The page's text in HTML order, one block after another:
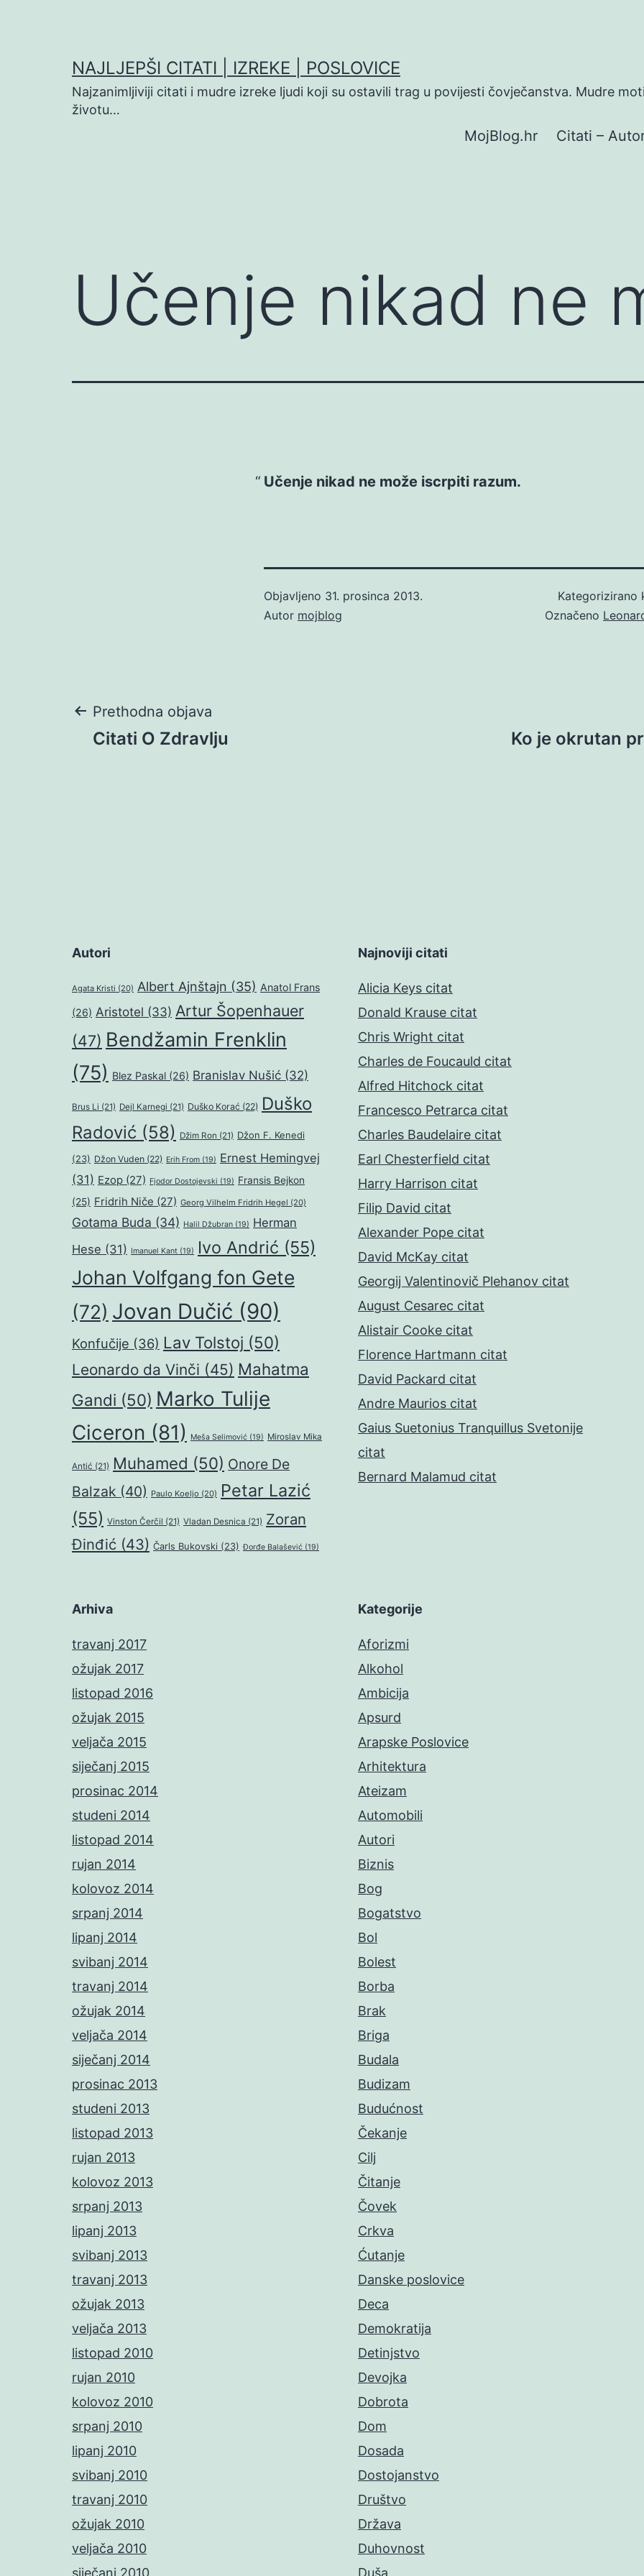
NAJLJEPŠI CITATI | IZREKE | POSLOVICE
Najzanimljiviji citati i mudre izreke ljudi koji su ostavili trag u povijesti čovječanstva. Mudre
životu…
MojBlog.hr Citati –
Učenje nikad ne
Učenje nikad ne može iscrpiti razum.
Objavljeno 31. prosinca 2013.
Autor mojblog
Kategorizirano
Označeno
Navigacija
Prethodna objava
Citati O Zdravlju Ko je okrutan
Autori
Agata Kristi (20) Albert Ajnštajn (35) Anatol Frans
(26) Aristotel (33) Artur Šopenhauer
(47) Bendžamin Frenklin
(75) Blez Paskal (26) Branislav Nušić (32)
Brus Li (21) Dejl Karnegi (21) Duško Korać (22) Duško
Radović (58) Džim Ron (21) Džon F. Kenedi
(23) Džon Vuden (22) Erih From (19) Ernest Hemingvej
(31) Ezop (27) Fjodor Dostojevski (19) Fransis Bejkon
(25) Fridrih Niče (27) Georg Vilhelm Fridrih Hegel (20)
Gotama Buda (34) Halil Džubran (19) Herman
Hese (31) Imanuel Kant (19) Ivo Andrić (55)
Johan Volfgang fon Gete
(72) Jovan Dučić (90)
Konfučije (36) Lav Tolstoj (50)
Leonardo da Vinči (45) Mahatma
Gandi (50) Marko Tulije
Ciceron (81) Meša Selimović (19) Miroslav Mika
Antić (21) Muhamed (50) Onore De
Balzak (40) Paulo Koeljo (20) Petar Lazić
(55) Vinston Čerčil (21) Vladan Desnica (21) Zoran
Đinđić (43) Čarls Bukovski (23) Đorđe Balašević (19)
Najnoviji citati
Alicia Keys citat
Donald Krause citat
Chris Wright citat
Charles de Foucauld citat
Alfred Hitchock citat
Francesco Petrarca citat
Charles Baudelaire citat
Earl Chesterfield citat
Harry Harrison citat
Filip David citat
Alexander Pope citat
David McKay citat
Georgij Valentinovič Plehanov citat
August Cesarec citat
Alistair Cooke citat
Florence Hartmann citat
David Packard citat
Andre Maurios citat
Gaius Suetonius Tranquillus Svetonije
citat
Bernard Malamud citat
Arhiva
travanj 2017
ožujak 2017
listopad 2016
ožujak 2015
veljača 2015
siječanj 2015
prosinac 2014
studeni 2014
listopad 2014
rujan 2014
kolovoz 2014
srpanj 2014
lipanj 2014
svibanj 2014
travanj 2014
ožujak 2014
veljača 2014
siječanj 2014
prosinac 2013
studeni 2013
listopad 2013
rujan 2013
kolovoz 2013
srpanj 2013
lipanj 2013
svibanj 2013
travanj 2013
ožujak 2013
veljača 2013
listopad 2010
rujan 2010
kolovoz 2010
srpanj 2010
lipanj 2010
svibanj 2010
travanj 2010
ožujak 2010
veljača 2010
siječanj 2010
Kategorije
Aforizmi
Alkohol
Ambicija
Apsurd
Arapske Poslovice
Arhitektura
Ateizam
Automobili
Autori
Biznis
Bog
Bogatstvo
Bol
Bolest
Borba
Brak
Briga
Budala
Budizam
Budućnost
Čekanje
Cilj
Čitanje
Čovek
Crkva
Ćutanje
Danske poslovice
Deca
Demokratija
Detinjstvo
Devojka
Dobrota
Dom
Dosada
Dostojanstvo
Društvo
Država
Duhovnost
Duša